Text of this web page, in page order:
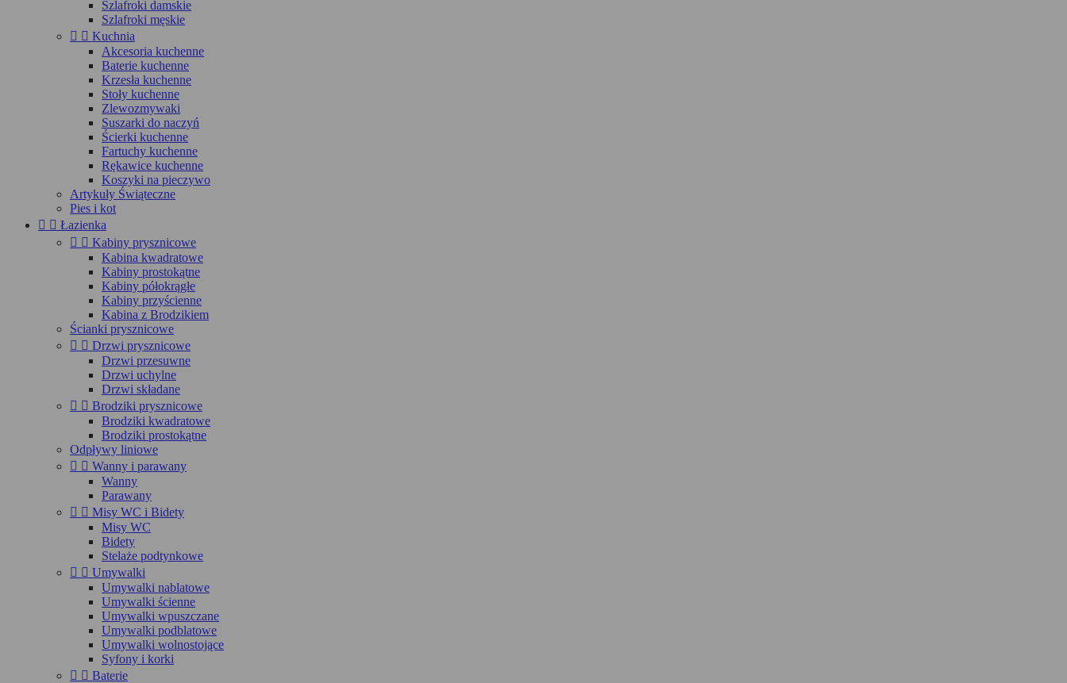
Szlafroki damskie
Szlafroki męskie
  Kuchnia
Akcesoria kuchenne
Baterie kuchenne
Krzesła kuchenne
Stoły kuchenne
Zlewozmywaki
Suszarki do naczyń
Ścierki kuchenne
Fartuchy kuchenne
Rękawice kuchenne
Koszyki na pieczywo
Artykuły Świąteczne
Pies i kot
  Łazienka
  Kabiny prysznicowe
Kabina kwadratowe
Kabiny prostokątne
Kabiny półokrągłe
Kabiny przyścienne
Kabina z Brodzikiem
Ścianki prysznicowe
  Drzwi prysznicowe
Drzwi przesuwne
Drzwi uchylne
Drzwi składane
  Brodziki prysznicowe
Brodziki kwadratowe
Brodziki prostokątne
Odpływy liniowe
  Wanny i parawany
Wanny
Parawany
  Misy WC i Bidety
Misy WC
Bidety
Stelaże podtynkowe
  Umywalki
Umywalki nablatowe
Umywalki ścienne
Umywalki wpuszczane
Umywalki podblatowe
Umywalki wolnostojące
Syfony i korki
  Baterie